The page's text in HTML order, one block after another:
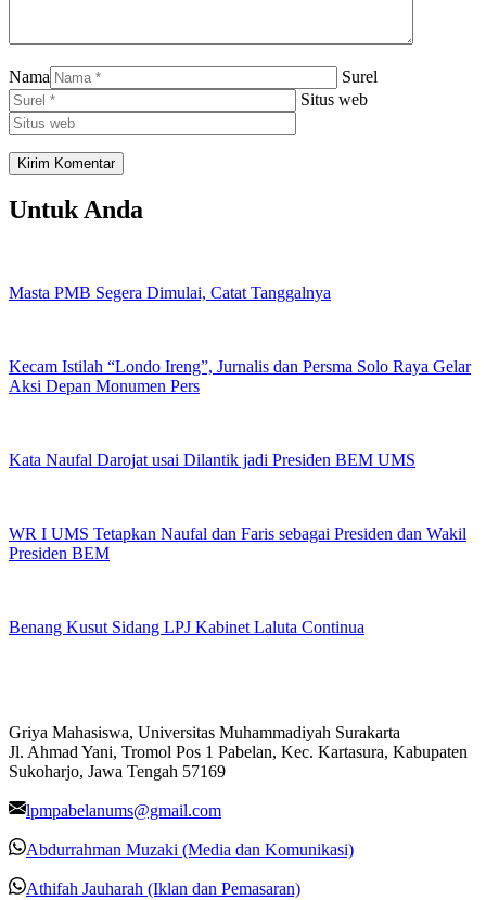
Nama
Surel
Situs web
Untuk Anda
Masta PMB Segera Dimulai, Catat Tanggalnya
Kecam Istilah “Londo Ireng”, Jurnalis dan Persma Solo Raya Gelar
Aksi Depan Monumen Pers
Kata Naufal Darojat usai Dilantik jadi Presiden BEM UMS
WR I UMS Tetapkan Naufal dan Faris sebagai Presiden dan Wakil
Presiden BEM
Benang Kusut Sidang LPJ Kabinet Laluta Continua
Griya Mahasiswa, Universitas Muhammadiyah Surakarta
Jl. Ahmad Yani, Tromol Pos 1 Pabelan, Kec. Kartasura, Kabupaten
Sukoharjo, Jawa Tengah 57169
lpmpabelanums@gmail.com
Abdurrahman Muzaki (Media dan Komunikasi)
Athifah Jauharah (Iklan dan Pemasaran)